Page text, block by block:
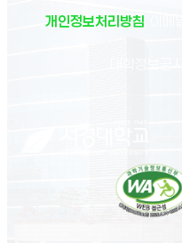
개인정보처리방침